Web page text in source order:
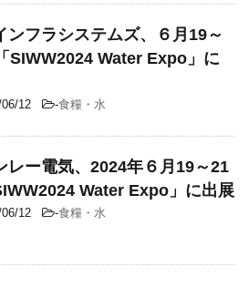
ンフラシステムズ、６月19～
SIWW2024 Water Expo」に
12 -食糧・水
レー電気、2024年６月19～21
Water Expo」に出展
12 -食糧・水